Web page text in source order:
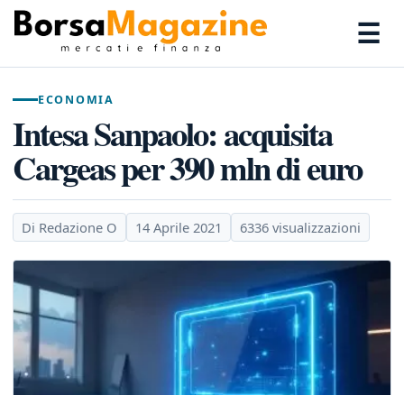
☰
ECONOMIA
Intesa Sanpaolo: acquisita
Cargeas per 390 mln di euro
Di Redazione O 14 Aprile 2021 6336 visualizzazioni